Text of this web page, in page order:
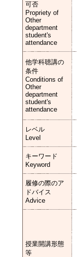
可否
Propriety of
Other
department
student's
attendance
他学科聴講の
条件
Conditions of
Other
department
student's
attendance
レベル
Level
キーワード
Keyword
履修の際のア
ドバイス
Advice
授業開講形態
等